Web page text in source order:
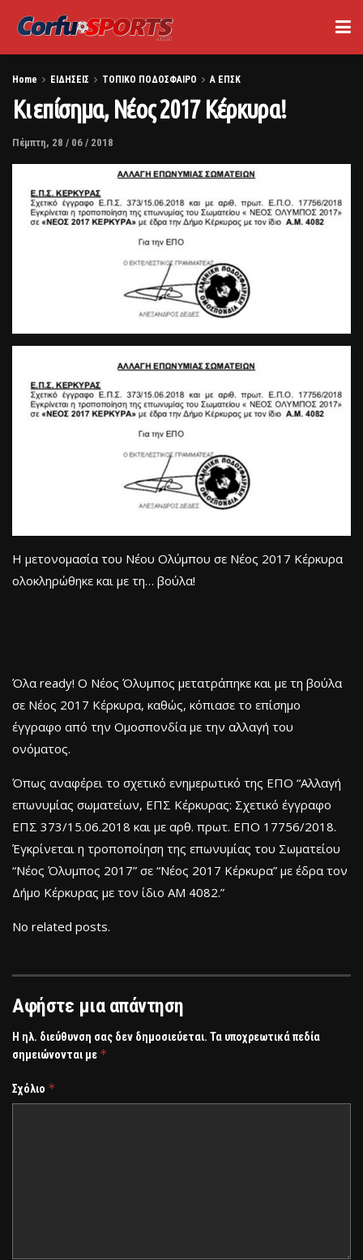
Home ΕΙΔΗΣΕΙΣ ΤΟΠΙΚΟ ΠΟΔΟΣΦΑΙΡΟ Α ΕΠΣΚ
Κι επίσημα, Νέος 2017 Κέρκυρα!
Πέμπτη, 28 / 06 / 2018
Η μετονομασία του Νέου Ολύμπου σε Νέος 2017 Κέρκυρα
ολοκληρώθηκε και με τη… βούλα!
Όλα ready! Ο Νέος Όλυμπος μετατράπηκε και με τη βούλα
σε Νέος 2017 Κέρκυρα, καθώς, κόπιασε το επίσημο
έγγραφο από την Ομοσπονδία με την αλλαγή του
ονόματος.
Όπως αναφέρει το σχετικό ενημερωτικό της ΕΠΟ “Αλλαγή
επωνυμίας σωματείων, ΕΠΣ Κέρκυρας: Σχετικό έγγραφο
ΕΠΣ 373/15.06.2018 και με αρθ. πρωτ. ΕΠΟ 17756/2018.
Έγκρίνεται η τροποποίηση της επωνυμίας του Σωματείου
“Νέος Όλυμπος 2017” σε “Νέος 2017 Κέρκυρα” με έδρα τον
Δήμο Κέρκυρας με τον ίδιο ΑΜ 4082.”
No related posts.
Αφήστε μια απάντηση
Η ηλ. διεύθυνση σας δεν δημοσιεύεται. Τα υποχρεωτικά πεδία
σημειώνονται με *
Σχόλιο *